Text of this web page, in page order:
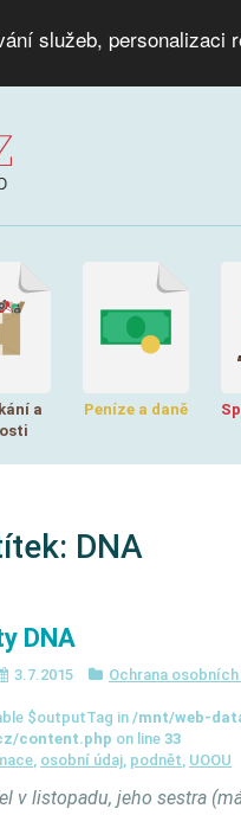
služeb,
a
Peníze a daně
DNA
DNA
3.7.2015 Ochrana osobních
$outputTag in/mnt/web-
content.php on line 33
, osobní údaj, podnět, UOOU
v listopadu, jeho sestra